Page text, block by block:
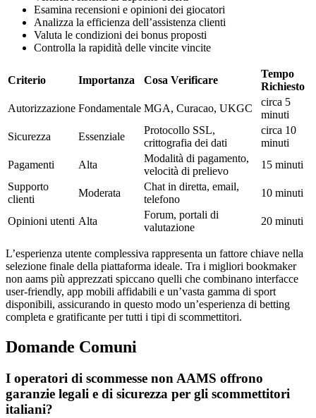
Esamina recensioni e opinioni dei giocatori
Analizza la efficienza dell’assistenza clienti
Valuta le condizioni dei bonus proposti
Controlla la rapidità delle vincite vincite
Criterio Importanza Cosa Verificare
Tempo
Richiesto
Autorizzazione Fondamentale MGA, Curacao, UKGC
circa 5
minuti
Sicurezza
Essenziale
Protocollo SSL,
crittografia dei dati
circa 10
minuti
Pagamenti
Alta
Modalità di pagamento,
velocità di prelievo
15 minuti
Supporto
clienti
Moderata
Chat in diretta, email,
telefono
10 minuti
Opinioni utenti Alta
Forum, portali di
valutazione
20 minuti
L’esperienza utente complessiva rappresenta un fattore chiave nella
selezione finale della piattaforma ideale. Tra i migliori bookmaker
non aams più apprezzati spiccano quelli che combinano interfacce
user-friendly, app mobili affidabili e un’vasta gamma di sport
disponibili, assicurando in questo modo un’esperienza di betting
completa e gratificante per tutti i tipi di scommettitori.
Domande Comuni
I operatori di scommesse non AAMS offrono
garanzie legali e di sicurezza per gli scommettitori
italiani?